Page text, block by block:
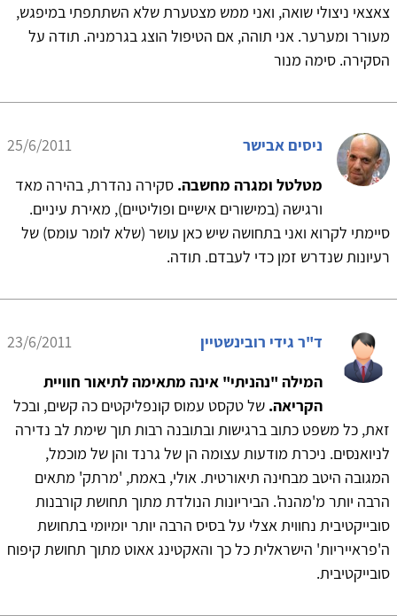
צאצאי ניצולי שואה, ואני ממש מצטערת שלא השתתפתי במיפגש,
מעורר ומערער. אני תוהה, אם הטיפול הוצג בגרמניה. תודה על
הסקירה. סימה מנור
ניסים אבישר
25/6/2011
מטלטל ומגרה מחשבה. סקירה נהדרת, בהירה מאד
ורגישה (במישורים אישיים ופוליטיים), מאירת עיניים.
סיימתי לקרוא ואני בתחושה שיש כאן עושר (שלא לומר עומס) של
רעיונות שנדרש זמן כדי לעבדם. תודה.
ד"ר גידי רובינשטיין
23/6/2011
המילה "נהניתי" אינה מתאימה לתיאור חוויית
הקריאה. של טקסט עמוס קונפליקטים כה קשים, ובכל
זאת, כל משפט כתוב ברגישות ובתובנה רבות תוך שימת לב נדירה
לניואנסים. ניכרת מודעות עצומה הן של גרנד והן של מוכמל,
המגובה היטב מבחינה תיאורטית. אולי, באמת, 'מרתק' מתאים
הרבה יותר מ'מהנה'. הביריונות הנולדת מתוך תחושת קורבנות
סובייקטיבית נחווית אצלי על בסיס הרבה יותר יומיומי בתחושת
ה'פראייריות' הישראלית כל כך והאקטינג אאוט מתוך תחושת קיפוח
סובייקטיבית.